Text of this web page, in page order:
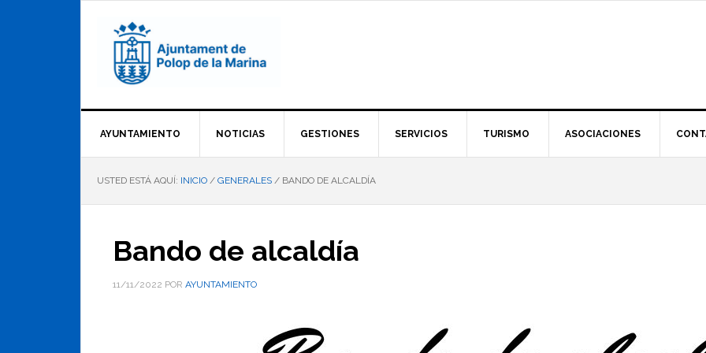
AYUNTAMIENTO NOTICIAS GESTIONES SERVICIOS TURISMO ASOCIACIONES
USTED ESTÁ AQUÍ: INICIO / GENERALES / BANDO DE ALCALDÍA
Bando de alcaldía
11/11/2022 POR AYUNTAMIENTO